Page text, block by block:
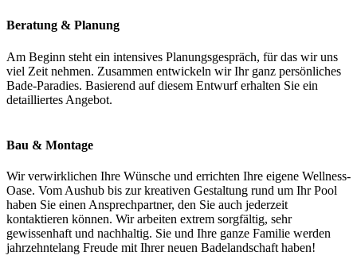
Beratung & Planung
Am Beginn steht ein intensives Planungsgespräch, für das wir uns
viel Zeit nehmen. Zusammen entwickeln wir Ihr ganz persönliches
Bade-Paradies. Basierend auf diesem Entwurf erhalten Sie ein
detailliertes Angebot.
Bau & Montage
Wir verwirklichen Ihre Wünsche und errichten Ihre eigene Wellness-
Oase. Vom Aushub bis zur kreativen Gestaltung rund um Ihr Pool
haben Sie einen Ansprechpartner, den Sie auch jederzeit
kontaktieren können. Wir arbeiten extrem sorgfältig, sehr
gewissenhaft und nachhaltig. Sie und Ihre ganze Familie werden
jahrzehntelang Freude mit Ihrer neuen Badelandschaft haben!